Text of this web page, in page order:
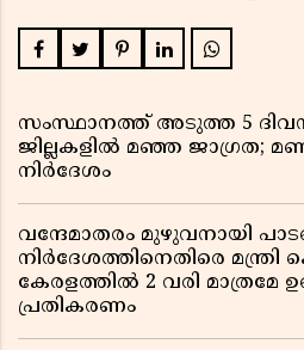
സംസ്ഥാനത്ത് അടുത്ത 5
ജില്ലകളിൽ മഞ്ഞ ജാഗ്രത;
നിർദേശം
വന്ദേമാതരം മുഴുവനായി
നിർദേശത്തിനെതിരെ മന്ത്രി
കേരളത്തിൽ 2 വരി മാത്രമേ
പ്രതികരണം